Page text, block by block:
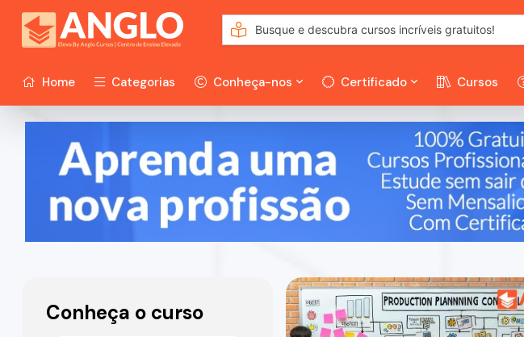
Home Categorias Conheça-nos Certificado Cursos
Conheça o curso